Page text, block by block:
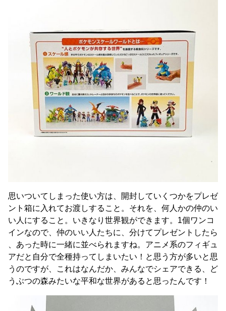
思いついてしまった使い方は、開封していくつかをプレゼ
ント箱に入れてお渡しすること。それを、何人かの仲のい
い人にすること。いきなり世界観ができます。1個ワンコ
インなので、仲のいい人たちに、分けてプレゼントしたら
、あった時に一緒に並べられますね。アニメ系のフィギュ
アだと自分で全種持ってしまいたい！と思う方が多いと思
うのですが、これはなんだか、みんなでシェアできる、ど
うぶつの森みたいな平和な世界があると思ったんです！